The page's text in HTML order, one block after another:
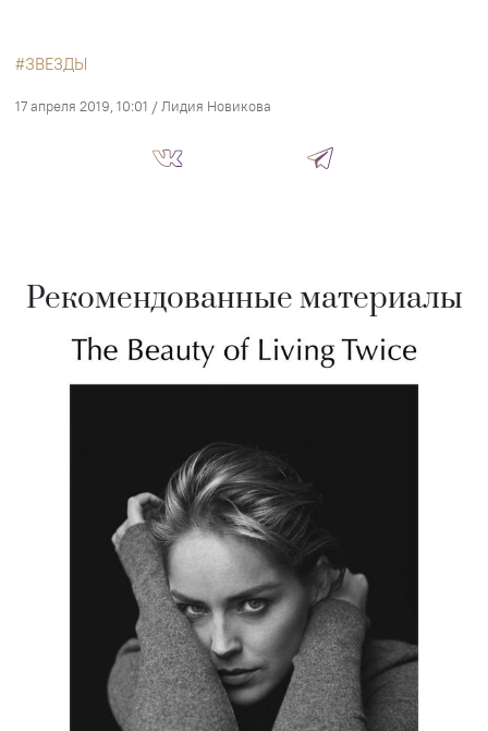
ЗВЕЗДЫ
17 апреля 2019, 10:01 / Лидия Новикова
Рекомендованные материалы